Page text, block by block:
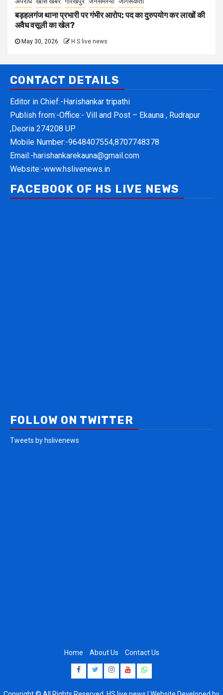
बड़हलगंज थाना प्रभारी पर गंभीर आरोप: पद का दुरुपयोग कर लाखों की
अवैध वसूली का खेल?
May 30, 2026 H S live news
CONTACT DETAILS
Editor in Chief:-Harishankar tripathi
Publish from:-Office:- Vill and Post – Ekauna , Rudrapur
,Deoria 274208 UP
Mobile Number:-9648407554,8707748378
Email:-harishankarekauna@gmail.com
Website:-www.hslivenews.in
FACEBOOK OF HS LIVE NEWS
FOLLOW ON TWITTER
Tweets by hslivenews
Home About Us Contact Us
Facebook
Twitter
Instagram
Youtube
Whatsapp